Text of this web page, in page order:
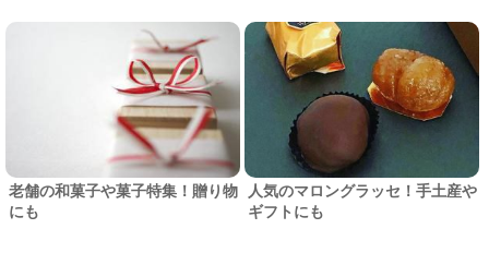
老舗の和菓子や菓子特集！贈り物
にも
人気のマロングラッセ！手土産や
ギフトにも